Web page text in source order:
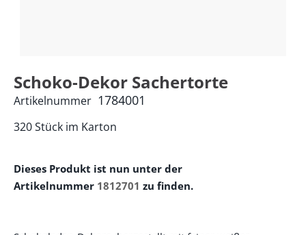
Schoko-Dekor Sachertorte
320 Stück im Karton
Artikelnummer 1784001
Dieses Produkt ist nun unter der
Artikelnummer 1812701 zu finden.